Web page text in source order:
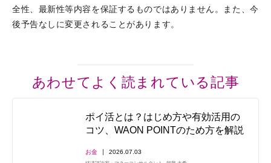
全性、最新性等内容を保証するものではありません。また、今
後予告なしに変更されることがあります。
あわせてよく読まれている記事
ポイ活とは？はじめ方や有効活用の
コツ、WAON POINTのため方を解説
お金 2026.07.03